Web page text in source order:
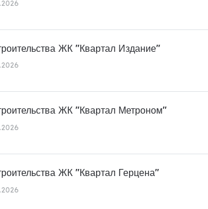
ЖК "Квартал Издание"
ЖК "Квартал Метроном"
ЖК "Квартал Герцена"